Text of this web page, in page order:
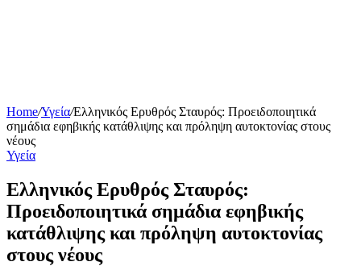
Home/Υγεία/Ελληνικός Ερυθρός Σταυρός: Προειδοποιητικά
σημάδια εφηβικής κατάθλιψης και πρόληψη αυτοκτονίας στους
νέους
Υγεία
Ελληνικός Ερυθρός Σταυρός:
Προειδοποιητικά σημάδια εφηβικής
κατάθλιψης και πρόληψη αυτοκτονίας
στους νέους